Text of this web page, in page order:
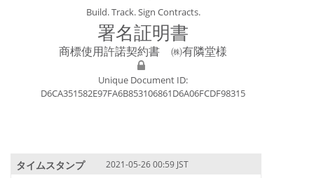
署名証明書
商標使用許諾契約書 ㈱有隣堂様
Unique Document ID:
D6CA351582E97FA6B853106861D6A06FCDF98315
Build. Track. Sign Contracts.
2021-05-26 00:59 JST